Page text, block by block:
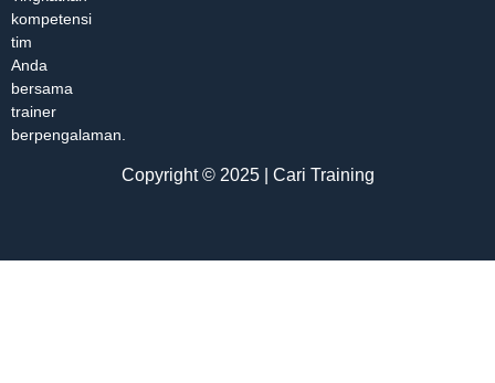
kompetensi
tim
Anda
bersama
trainer
berpengalaman.
Copyright © 2025 | Cari Training